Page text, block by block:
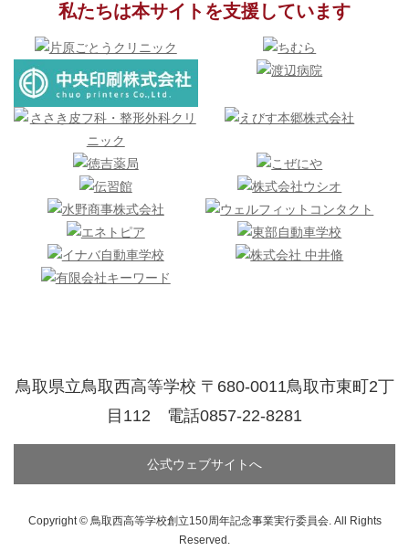
私たちは本サイトを支援しています
鳥取県立鳥取西高等学校 〒680-0011鳥取市東町2丁
目112 電話0857-22-8281
公式ウェブサイトへ
Copyright © 鳥取西高等学校創立150周年記念事業実行委員会. All Rights
Reserved.